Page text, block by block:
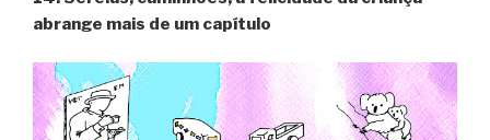
abrange mais de um capítulo